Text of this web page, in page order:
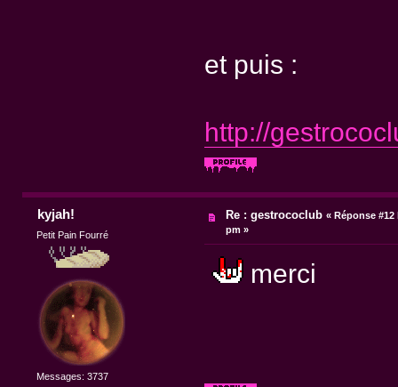
et puis :
http://
kyjah!
Petit Pain Fourré
Messages: 3737
Re : gestrococlub « Réponse #12
pm »
merci